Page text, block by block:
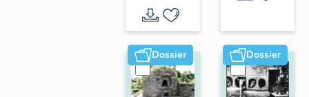
Dossier Dossier